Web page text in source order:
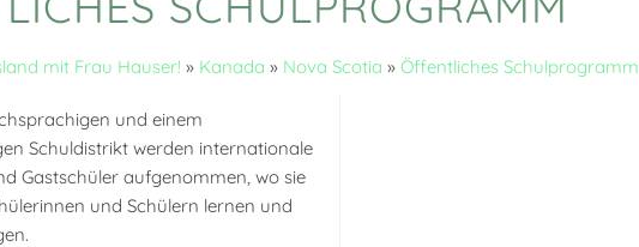
mit Frau Hauser! » Kanada » Nova Scotia » Öffentliches Schulprogramm
und einem
Schuldistrikt werden internationale
Gastschüler aufgenommen, wo sie
und Schülern lernen und